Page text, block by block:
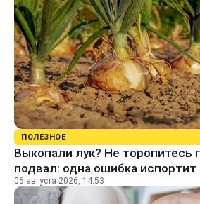
ПОЛЕЗНОЕ
Выкопали лук? Не торопитесь
подвал: одна ошибка испортит
06 августа 2026, 14:53